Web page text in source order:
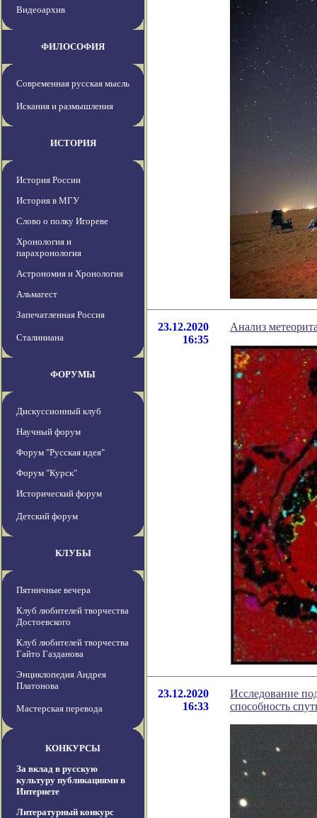
Видеоархив
ФИЛОСОФИЯ
Современная русская мысль
Искания и размышления
ИСТОРИЯ
История России
История в МГУ
Слово о полку Игореве
Хронология и
парахронология
Астрономия и Хронология
Альмагест
Запечатленная Россия
Сталиниана
ФОРУМЫ
Дискуссионный клуб
Научный форум
Форум "Русская идея"
Форум "Курск"
Исторический форум
Детский форум
КЛУБЫ
Пятничные вечера
Клуб любителей творчества
Достоевского
Клуб любителей творчества
Гайто Газданова
Энциклопедия Андрея
Платонова
Мастерская перевода
КОНКУРСЫ
За вклад в русскую
культуру публикациями в
Интернете
Литературный конкурс
23.12.2020
16:35
Анализ
23.12.2020
16:33
Исследование
способность